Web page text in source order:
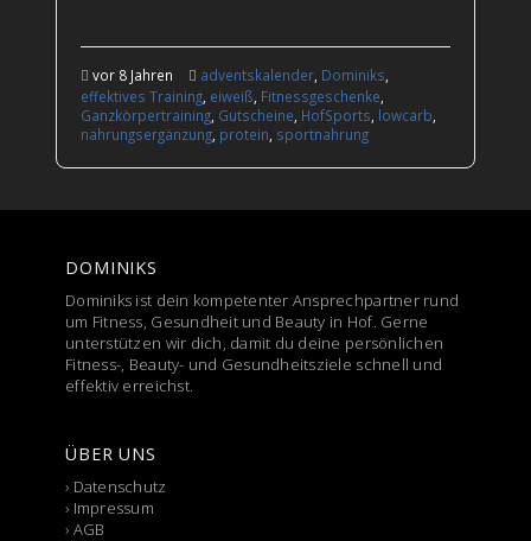
vor 8 Jahren adventskalender, Dominiks
effektives Training, eiweiß Fitnessgeschenke
Ganzkörpertraining, Gutscheine HofSports lowcarb
nahrungsergänzung, protein sportnahrung
DOMINIKS
Dominiks ist dein kompetenter Ansprechpartner rund
um Fitness, Gesundheit und Beauty in Hof. Gerne
unterstützen wir dich, damit du deine persönlichen
Fitness-, Beauty- und Gesundheitsziele schnell und
effektiv erreichst.
ÜBER UNS
› Datenschutz
› Impressum
› AGB